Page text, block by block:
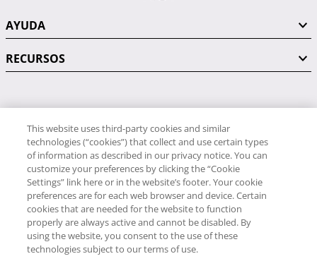
AYUDA
RECURSOS
PÓNGASE EN CONTACTO CON NOSOTROS
RCI
34 91 406 9058
RCI Travel
34 91 406 9059
This website uses third-party cookies and similar
technologies (“cookies”) that collect and use certain types
of information as described in our privacy notice. You can
customize your preferences by clicking the “Cookie
Settings” link here or in the website’s footer. Your cookie
preferences are for each web browser and device. Certain
cookies that are needed for the website to function
properly are always active and cannot be disabled. By
using the website, you consent to the use of these
technologies subject to our terms of use.